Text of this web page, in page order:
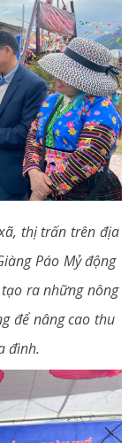
thị trấn trên địa
Páo Mỷ động
ra những nông
để nâng cao thu
đình.